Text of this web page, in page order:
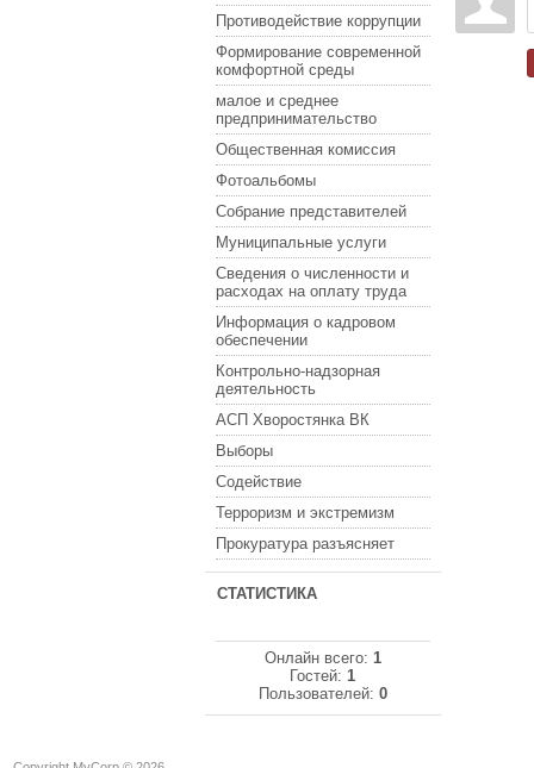
Противодействие коррупции
Формирование современной
комфортной среды
малое и среднее
предпринимательство
Общественная комиссия
Фотоальбомы
Собрание представителей
Муниципальные услуги
Сведения о численности и
расходах на оплату труда
Информация о кадровом
обеспечении
Контрольно-надзорная
деятельность
АСП Хворостянка ВК
Выборы
Содействие
Терроризм и экстремизм
Прокуратура разъясняет
СТАТИСТИКА
Онлайн всего: 1
Гостей:1
Пользователей: 0